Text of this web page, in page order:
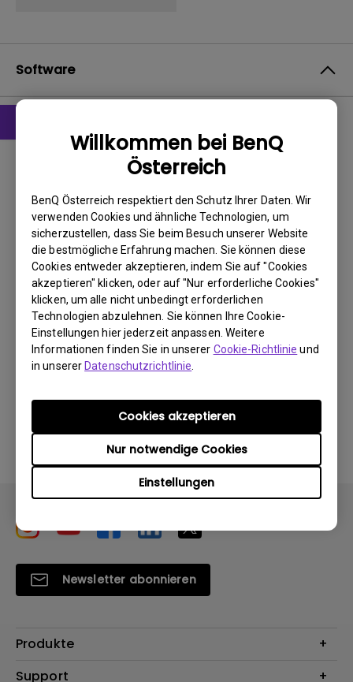
Willkommen bei BenQ
Österreich
BenQ Österreich respektiert den Schutz Ihrer Daten. Wir
verwenden Cookies und ähnliche Technologien, um
sicherzustellen, dass Sie beim Besuch unserer Website
die bestmögliche Erfahrung machen. Sie können diese
Cookies entweder akzeptieren, indem Sie auf "Cookies
akzeptieren" klicken, oder auf "Nur erforderliche Cookies"
klicken, um alle nicht unbedingt erforderlichen
Technologien abzulehnen. Sie können Ihre Cookie-
Einstellungen hier jederzeit anpassen. Weitere
Informationen finden Sie in unserer Cookie-Richtlinie und
in unsererDatenschutzrichtlinie
Einstellungen
Nur notwendige Cookies
Cookies akzeptieren
Software
BS:WindowVista|WinXP
OS Version:
Version:
1.0
Update: 2008/04/02
Dateigröße: 326.5 KB
Herunterladen
Durch die Nutzung eines der oben genannten
Softwareprogramme erklären Sie sich mit unseren
Bedingungen derEndbenutzer-Lizenzvereinbarungen
Newsletter abonnieren
Produkte
Beamer
Support